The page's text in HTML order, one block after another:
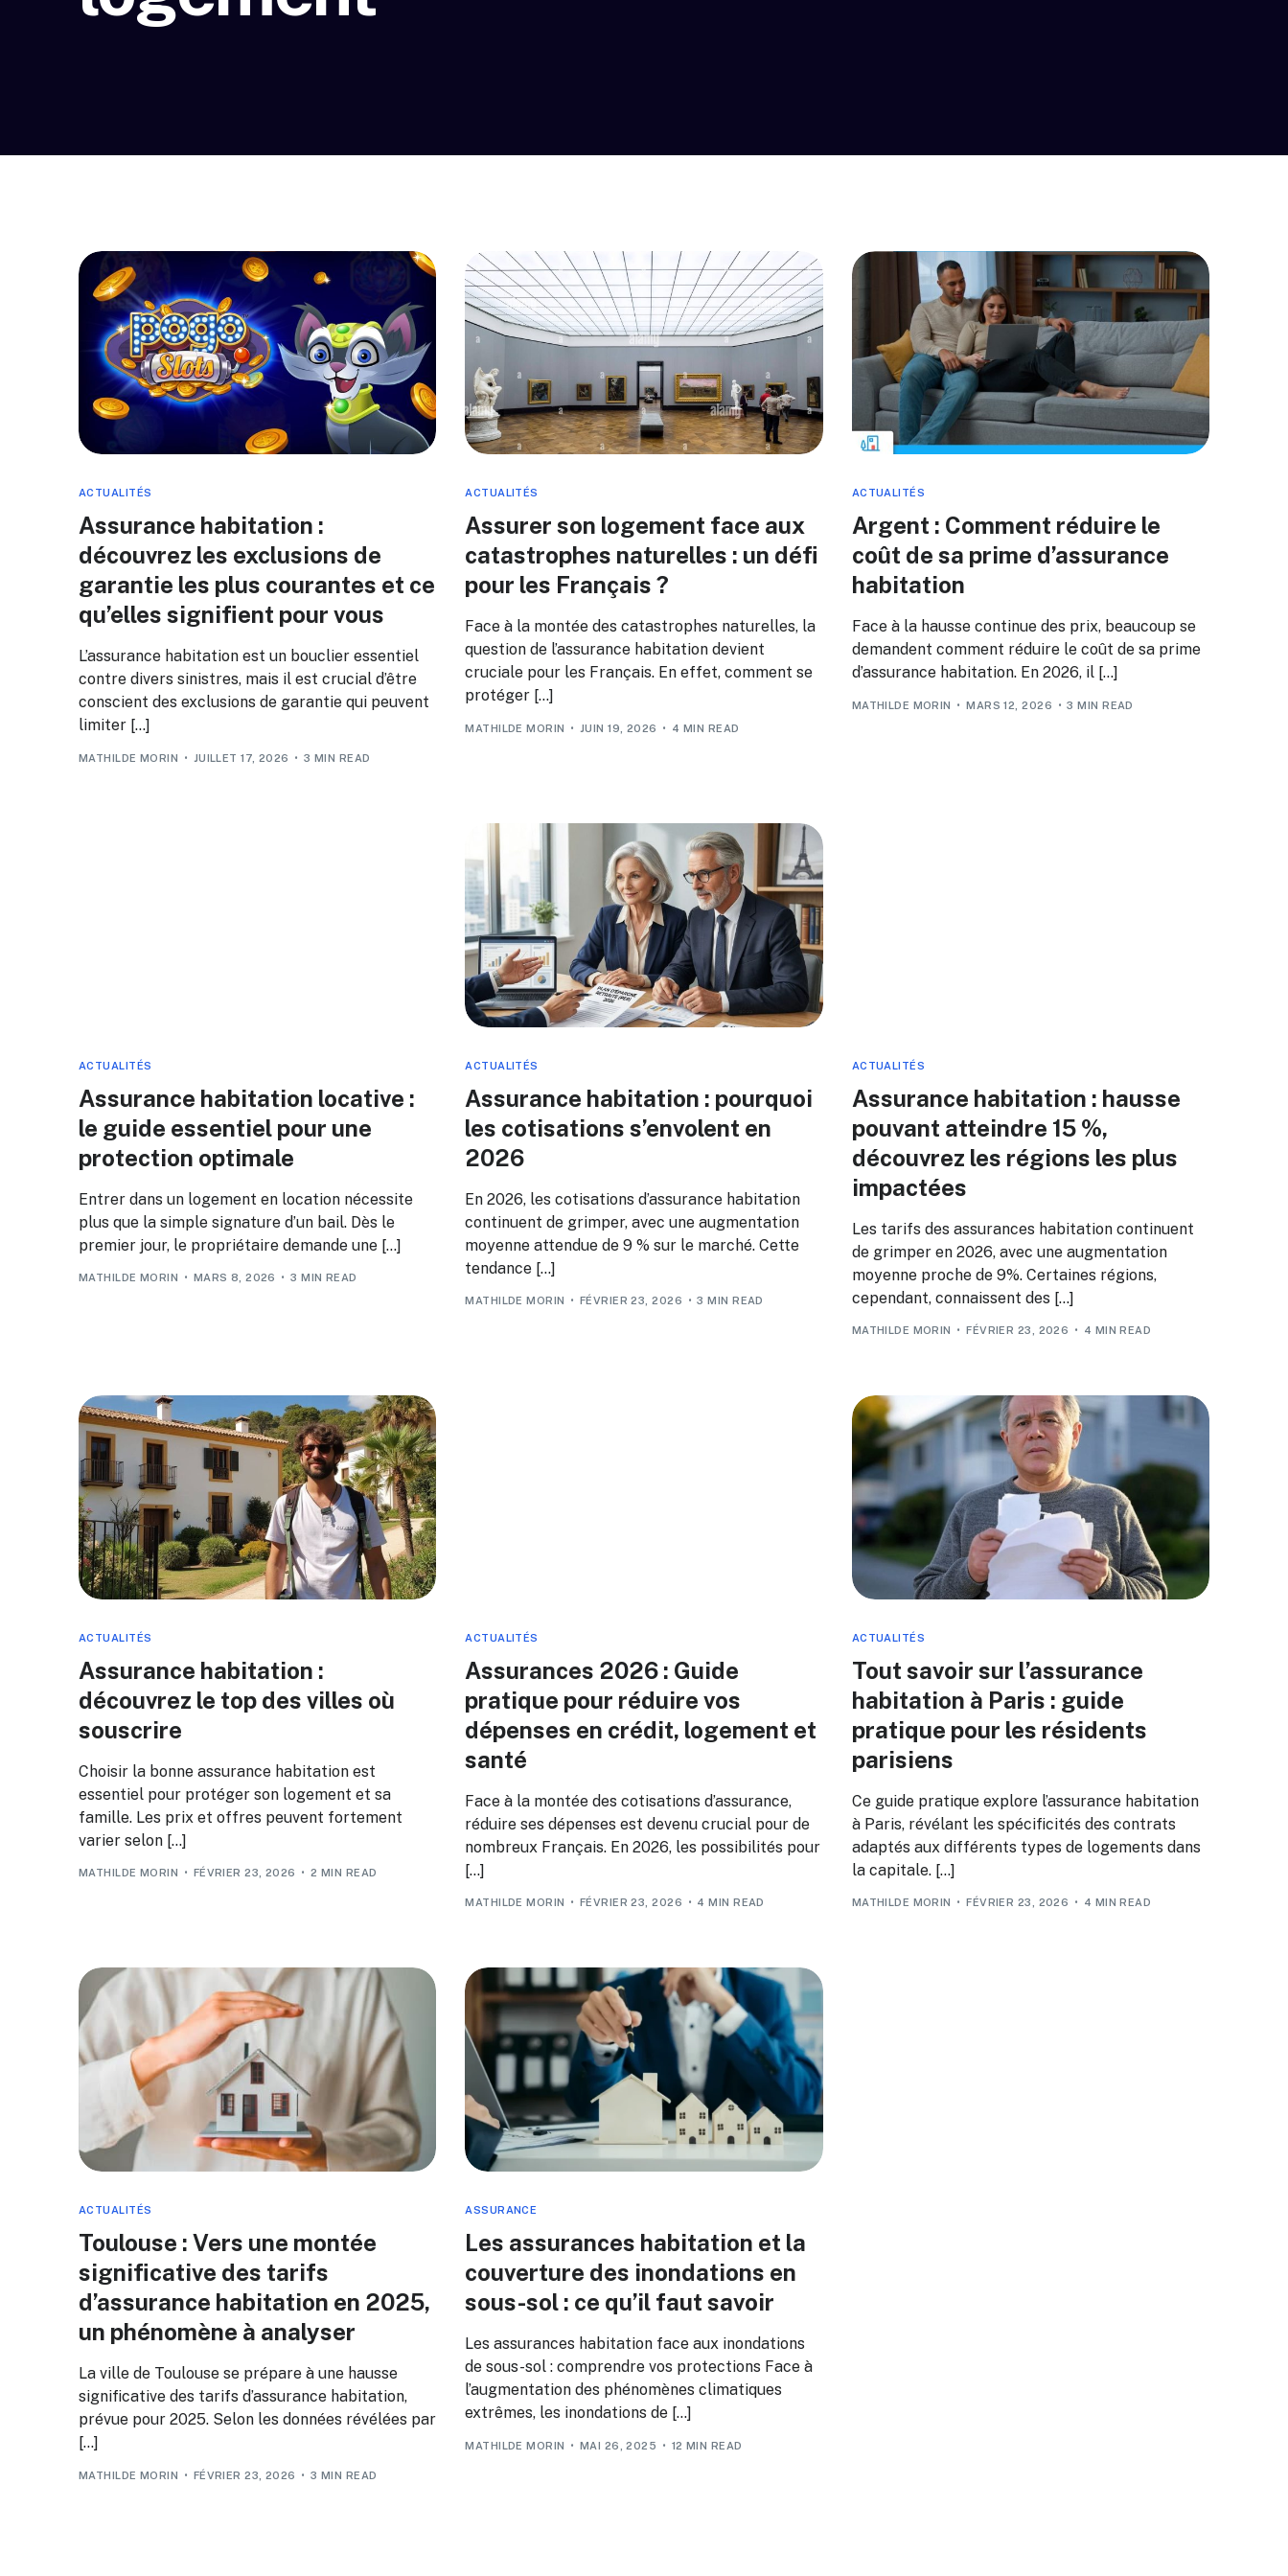
ACTUALITÉS
Assurance habitation :
découvrez les exclusions de
garantie les plus courantes et ce
qu’elles signifient pour vous
L’assurance habitation est un bouclier essentiel
contre divers sinistres, mais il est crucial d’être
conscient des exclusions de garantie qui peuvent
limiter […]
MATHILDE MORIN JUILLET 17, 2026 3 MIN READ
ACTUALITÉS
Assurer son logement face aux
catastrophes naturelles : un défi
pour les Français ?
Face à la montée des catastrophes naturelles, la
question de l’assurance habitation devient
cruciale pour les Français. En effet, comment se
protéger […]
MATHILDE MORIN JUIN 19, 2026 4 MIN READ
ACTUALITÉS
Argent : Comment réduire le
coût de sa prime d’assurance
habitation
Face à la hausse continue des prix, beaucoup se
demandent comment réduire le coût de sa prime
d’assurance habitation. En 2026, il […]
MATHILDE MORIN MARS 12, 2026 3 MIN READ
ACTUALITÉS
Assurance habitation locative :
le guide essentiel pour une
protection optimale
Entrer dans un logement en location nécessite
plus que la simple signature d’un bail. Dès le
premier jour, le propriétaire demande une […]
MATHILDE MORIN MARS 8, 2026 3 MIN READ
ACTUALITÉS
Assurance habitation : pourquoi
les cotisations s’envolent en
2026
En 2026, les cotisations d’assurance habitation
continuent de grimper, avec une augmentation
moyenne attendue de 9 % sur le marché. Cette
tendance […]
MATHILDE MORIN FÉVRIER 23, 2026 3 MIN READ
ACTUALITÉS
Assurance habitation : hausse
pouvant atteindre 15 %,
découvrez les régions les plus
impactées
Les tarifs des assurances habitation continuent
de grimper en 2026, avec une augmentation
moyenne proche de 9%. Certaines régions,
cependant, connaissent des […]
MATHILDE MORIN FÉVRIER 23, 2026 4 MIN READ
ACTUALITÉS
Assurance habitation :
découvrez le top des villes où
souscrire
Choisir la bonne assurance habitation est
essentiel pour protéger son logement et sa
famille. Les prix et offres peuvent fortement
varier selon […]
MATHILDE MORIN FÉVRIER 23, 2026 2 MIN READ
ACTUALITÉS
Assurances 2026 : Guide
pratique pour réduire vos
dépenses en crédit, logement et
santé
Face à la montée des cotisations d’assurance,
réduire ses dépenses est devenu crucial pour de
nombreux Français. En 2026, les possibilités pour
[…]
MATHILDE MORIN FÉVRIER 23, 2026 4 MIN READ
ACTUALITÉS
Tout savoir sur l’assurance
habitation à Paris : guide
pratique pour les résidents
parisiens
Ce guide pratique explore l’assurance habitation
à Paris, révélant les spécificités des contrats
adaptés aux différents types de logements dans
la capitale. […]
MATHILDE MORIN FÉVRIER 23, 2026 4 MIN READ
ACTUALITÉS
Toulouse : Vers une montée
significative des tarifs
d’assurance habitation en 2025,
un phénomène à analyser
La ville de Toulouse se prépare à une hausse
significative des tarifs d’assurance habitation,
prévue pour 2025. Selon les données révélées par
[…]
MATHILDE MORIN FÉVRIER 23, 2026 3 MIN READ
ASSURANCE
Les assurances habitation et la
couverture des inondations en
sous-sol : ce qu’il faut savoir
Les assurances habitation face aux inondations
de sous-sol : comprendre vos protections Face à
l’augmentation des phénomènes climatiques
extrêmes, les inondations de […]
MATHILDE MORIN MAI 26, 2025 12 MIN READ